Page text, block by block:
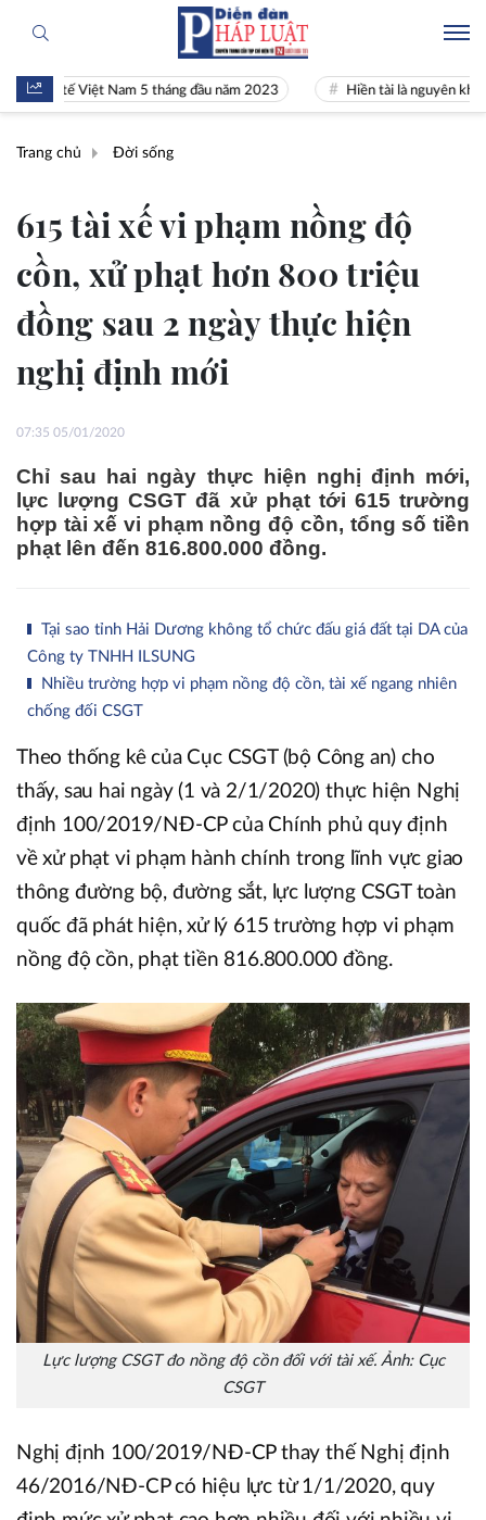
tế Việt Nam 5 tháng đầu năm 2023 Hiền tài là nguyên khí Quốc gia
Trang chủ Đời sống
615 tài xế vi phạm nồng độ
cồn, xử phạt hơn 800 triệu
đồng sau 2 ngày thực hiện
nghị định mới
07:35 05/01/2020
Chỉ sau hai ngày thực hiện nghị định mới,
lực lượng CSGT đã xử phạt tới 615 trường
hợp tài xế vi phạm nồng độ cồn, tổng số tiền
phạt lên đến 816.800.000 đồng.
Tại sao tỉnh Hải Dương không tổ chức đấu giá đất tại DA của
Công ty TNHH ILSUNG
Nhiều trường hợp vi phạm nồng độ cồn, tài xế ngang nhiên
chống đối CSGT
Theo thống kê của Cục CSGT (bộ Công an) cho
thấy, sau hai ngày (1 và 2/1/2020) thực hiện Nghị
định 100/2019/NĐ-CP của Chính phủ quy định
về xử phạt vi phạm hành chính trong lĩnh vực giao
thông đường bộ, đường sắt, lực lượng CSGT toàn
quốc đã phát hiện, xử lý 615 trường hợp vi phạm
nồng độ cồn, phạt tiền 816.800.000 đồng.
Lực lượng CSGT đo nồng độ cồn đối với tài xế. Ảnh: Cục
CSGT
Nghị định 100/2019/NĐ-CP thay thế Nghị định
46/2016/NĐ-CP có hiệu lực từ 1/1/2020, quy